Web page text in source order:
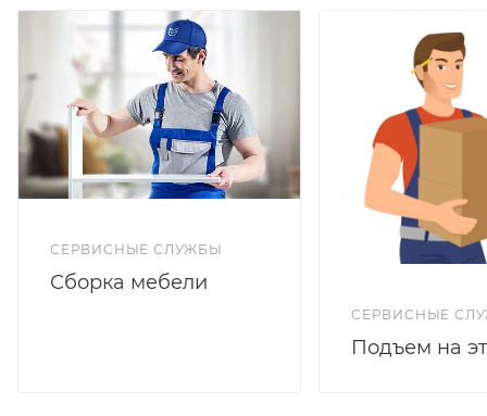
Максимальная нагрузка на полку - 10 кг.
СЕРВИСНЫЕ СЛУЖБЫ
Сборка мебели
СЕРВИСНЫЕ
Подъем на